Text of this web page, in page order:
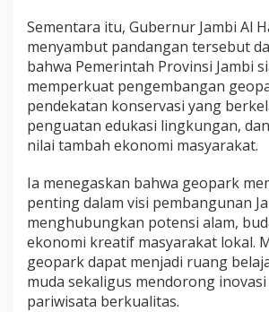
Sementara itu, Gubernur Jambi Al
menyambut pandangan tersebut
bahwa Pemerintah Provinsi Jambi
memperkuat pengembangan
pendekatan konservasi yang
penguatan edukasi lingkungan,
nilai tambah ekonomi masyarakat.
Ia menegaskan bahwa geopark
penting dalam visi pembangunan
menghubungkan potensi alam,
ekonomi kreatif masyarakat lokal.
geopark dapat menjadi ruang
muda sekaligus mendorong
pariwisata berkualitas.